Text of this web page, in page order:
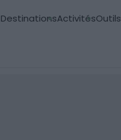
DestinationsActivitésOutils